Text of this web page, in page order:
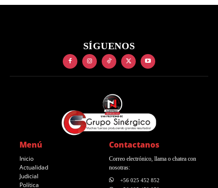
SÍGUENOS
Menú
Inicio
Actualidad
Judicial
Política
Contactanos
Correo electrónico, llama o chatea con
nosotras:
+56 025 452 852